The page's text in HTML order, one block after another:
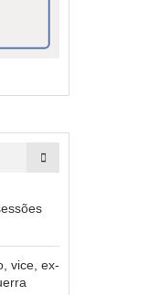
vice, ex-